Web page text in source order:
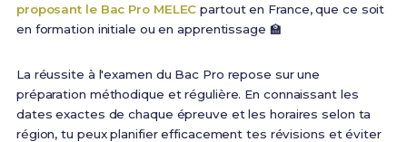
proposant le Bac Pro MELEC partout en France, que ce soit
en formation initiale ou en apprentissage 🏫
La réussite à l'examen du Bac Pro repose sur une
préparation méthodique et régulière. En connaissant les
dates exactes de chaque épreuve et les horaires selon ta
région, tu peux planifier efficacement tes révisions et éviter